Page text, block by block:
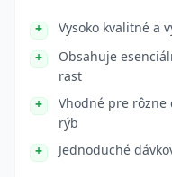
Vysoko kvalitné a
Obsahuje
rast
Vhodné pre rôzne
rýb
Jednoduché